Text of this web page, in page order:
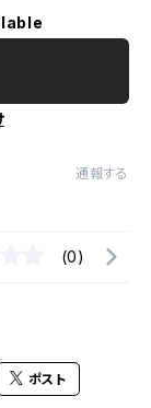
通報する
(0)
ポスト